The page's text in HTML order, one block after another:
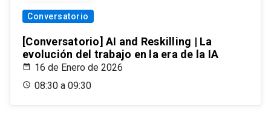
Conversatorio
[Conversatorio] AI and Reskilling | La
evolución del trabajo en la era de la IA
16 de Enero de 2026
08:30 a 09:30